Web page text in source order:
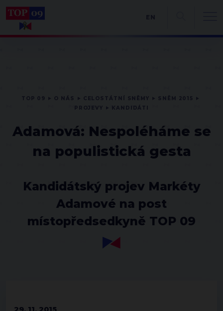
Adamová: Nespoléháme se
na populistická gesta
Kandidátský projev Markéty
Adamové na post
místopředsedkyně TOP 09